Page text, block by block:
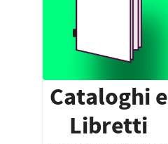
Cataloghi e
Libretti